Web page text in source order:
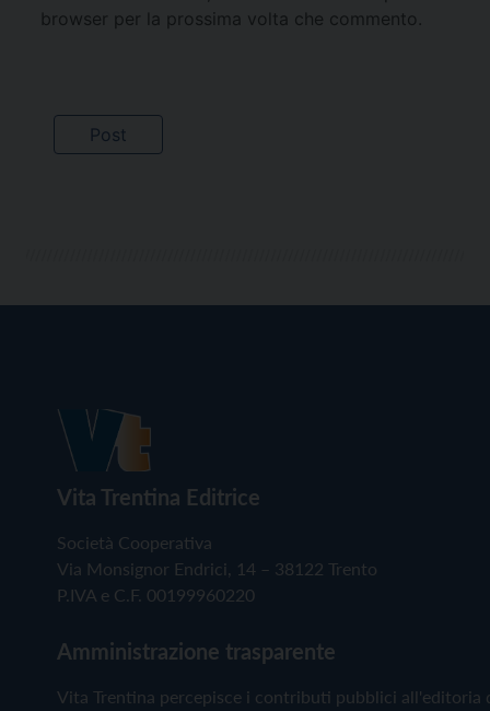
browser per la prossima volta che commento.
Vita Trentina Editrice
Società Cooperativa
Via Monsignor Endrici, 14 – 38122 Trento
P.IVA e C.F. 00199960220
Amministrazione trasparente
Vita Trentina percepisce i contributi pubblici all'editoria